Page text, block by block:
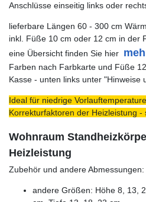
Anschlüsse einseitig links oder
lieferbare Längen 60 - 300 cm
inkl. Füße 10 cm oder 12 cm in der
eine Übersicht finden Sie hier
Farben nach Farbkarte und Füße
Kasse - unten links unter "Hinweise
Ideal für niedrige
Korrekturfaktoren der Heizleistung -
Wohnraum
Heizleistung
Zubehör und andere Abmessungen:
andere Größen: Höhe 8, 13,